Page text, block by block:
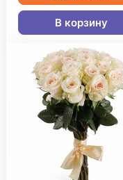
В корзину